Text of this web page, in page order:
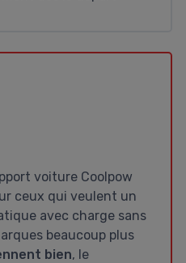
voiture Coolpow
ceux qui veulent un
avec charge sans
beaucoup plus
bien, le